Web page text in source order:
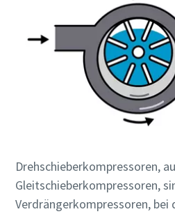
Drehschieberkompressoren,
Gleitschieberkompressoren,
Verdrängerkompressoren, bei
Straße
Postleitzahl
Anfordern